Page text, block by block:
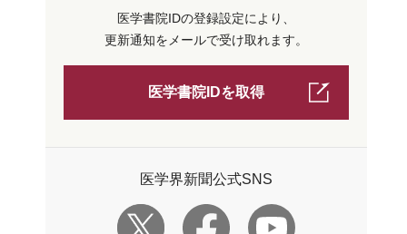
医学書院IDの登録設定により、
更新通知をメールで受け取れます。
医学書院IDを取得
医学界新聞公式SNS